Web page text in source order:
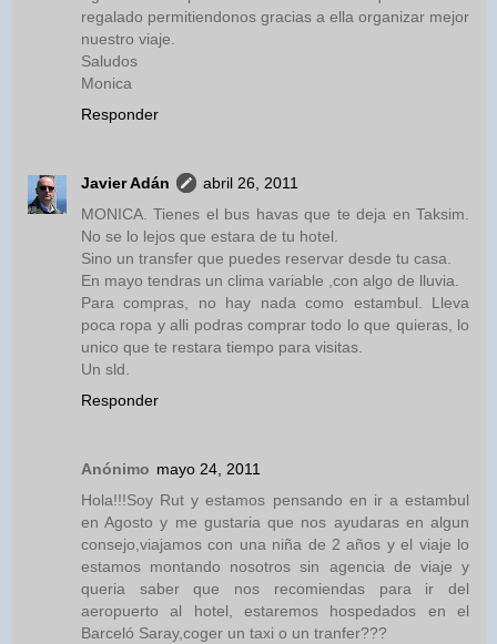
regalado permitiendonos gracias a ella organizar mejor
nuestro viaje.
Saludos
Monica
Responder
Javier Adán
abril 26, 2011
MONICA. Tienes el bus havas que te deja en Taksim.
No se lo lejos que estara de tu hotel.
Sino un transfer que puedes reservar desde tu casa.
En mayo tendras un clima variable ,con algo de lluvia.
Para compras, no hay nada como estambul. Lleva
poca ropa y alli podras comprar todo lo que quieras, lo
unico que te restara tiempo para visitas.
Un sld.
Responder
Anónimo mayo 24, 2011
Hola!!!Soy Rut y estamos pensando en ir a estambul
en Agosto y me gustaria que nos ayudaras en algun
consejo,viajamos con una niña de 2 años y el viaje lo
estamos montando nosotros sin agencia de viaje y
queria saber que nos recomiendas para ir del
aeropuerto al hotel, estaremos hospedados en el
Barceló Saray,coger un taxi o un tranfer???